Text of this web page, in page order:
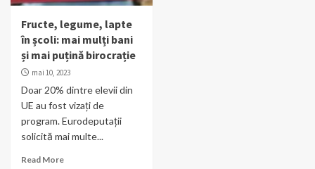
Fructe, legume, lapte
în școli: mai mulți bani
și mai puțină birocrație
mai 10, 2023
Doar 20% dintre elevii din
UE au fost vizați de
program. Eurodeputații
solicită mai multe...
Read More